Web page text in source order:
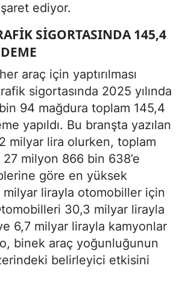
ediyor.
SIGORTASINDA 145,4
araç için yaptırılması
sigortasında 2025 yılında
94 mağdura toplam 145,4
yapıldı. Bu branşta yazılan
milyar lira olurken, toplam
milyon 866 bin 638’e
göre en yüksek
lirayla otomobiller için
30,3 milyar lirayla
6,7 milyar lirayla kamyonlar
binek araç yoğunluğunun
belirleyici etkisini